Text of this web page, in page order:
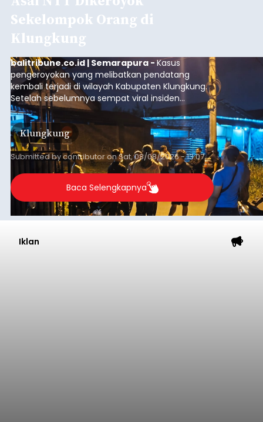
Sekelompok Orang di
Klungkung
balitribune.co.id | Semarapura -Kasus
pengeroyokan yang melibatkan pendatang
kembali terjadi di wilayah Kabupaten Klungkung.
Setelah sebelumnya sempat viral insiden
keributan di barat Pasar Galiran, peristiwa serupa
kini menimpa seorang pemuda asal Kabupaten
Sumba Barat Daya (SBD), Nusa Tenggara Timur
(NTT).
Klungkung
Submitted bycontributoronSat, 08/08/2026 - 13:07
Baca Selengkapnya
Iklan